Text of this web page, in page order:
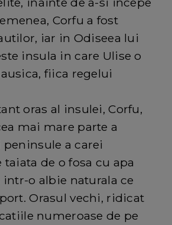
Corfu a fost
iar in Odiseea lui
insula in care Ulise o
fiica regelui
oras al insulei, Corfu,
mai mare parte a
a carei
de o fosa cu apa
intr-o albie naturala ce
Orasul vechi, ridicat
numeroase de pe